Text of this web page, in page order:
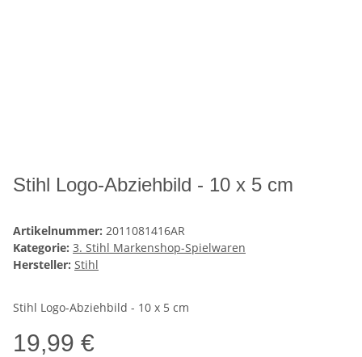
Stihl Logo-Abziehbild - 10 x 5 cm
Artikelnummer: 2011081416AR
Kategorie: 3. Stihl Markenshop-Spielwaren
Hersteller: Stihl
Stihl Logo-Abziehbild - 10 x 5 cm
19,99 €